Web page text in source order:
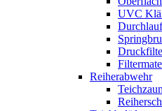
UVC
Reiherabwehr
Teichzaun